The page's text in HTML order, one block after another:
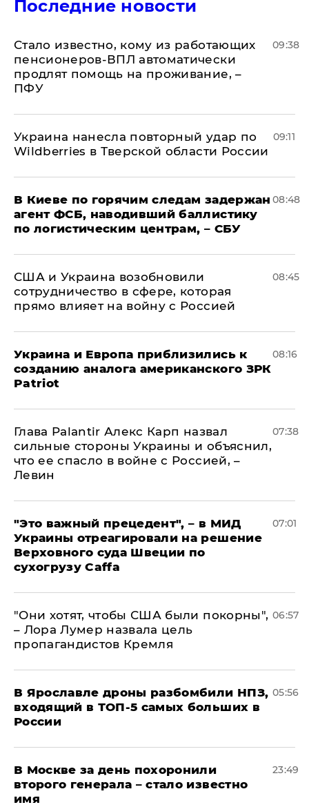
Последние новости
Стало известно, кому из работающих
пенсионеров-ВПЛ автоматически
продлят помощь на проживание, –
ПФУ
09:38
Украина нанесла повторный удар по
Wildberries в Тверской области России
09:11
В Киеве по горячим следам задержан
агент ФСБ, наводивший баллистику
по логистическим центрам, – СБУ
08:48
США и Украина возобновили
сотрудничество в сфере, которая
прямо влияет на войну с Россией
08:45
Украина и Европа приблизились к
созданию аналога американского ЗРК
Patriot
08:16
Глава Palantir Алекс Карп назвал
сильные стороны Украины и объяснил,
что ее спасло в войне с Россией, –
Левин
07:38
"Это важный прецедент", – в МИД
Украины отреагировали на решение
Верховного суда Швеции по
сухогрузу Caffa
07:01
"Они хотят, чтобы США были покорны",
– Лора Лумер назвала цель
пропагандистов Кремля
06:57
В Ярославле дроны разбомбили НПЗ,
входящий в ТОП-5 самых больших в
России
05:56
В Москве за день похоронили
второго генерала – стало известно
имя
23:49